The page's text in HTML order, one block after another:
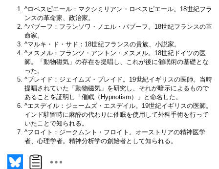
^ロベスピエール：マクシミリアン・ロベスピエール。18世紀フラ
ンスの革命家、政治家。
^バブーフ：フランソワ・ノエル・バブーフ。18世紀フランスの革
命家。
^マルキ・ド・サド：18世紀フランスの貴族、小説家。
^メスメル：フランツ・アントン・メスメル。18世紀ドイツの医
師。「動物磁気」の存在を提唱し、これが後に催眠術の基礎とな
った。
^ブレイド：ジェイムズ・ブレイド。19世紀イギリスの医師。当時
提唱されていた「動物磁気」を研究し、それが暗示によるもので
あることを証明し「催眠（Hypnotism）」と命名した。
^エスデイル：ジェームズ・エスデイル。19世紀イギリスの医師。
インド駐留時に麻酔の代わりに催眠を使用して外科手術を行って
いたことで知られる。
^フロイト：ジークムント・フロイト。オーストリアの精神医学
者、心理学者。精神分析学の創始者として知られる。